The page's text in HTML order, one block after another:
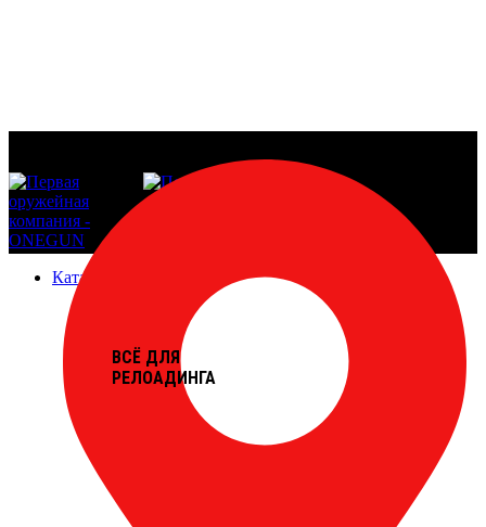
Каталог продукции
ВСЁ ДЛЯ
РЕЛОАДИНГА